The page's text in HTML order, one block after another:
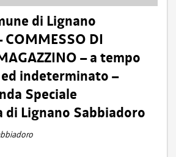
di Lignano
DI
– a tempo
indeterminato –
Speciale
di Lignano Sabbiadoro